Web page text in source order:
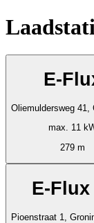
E-
Oliemuldersweg 41,
max. 11
279 m
E-Flux
Pioenstraat 1,